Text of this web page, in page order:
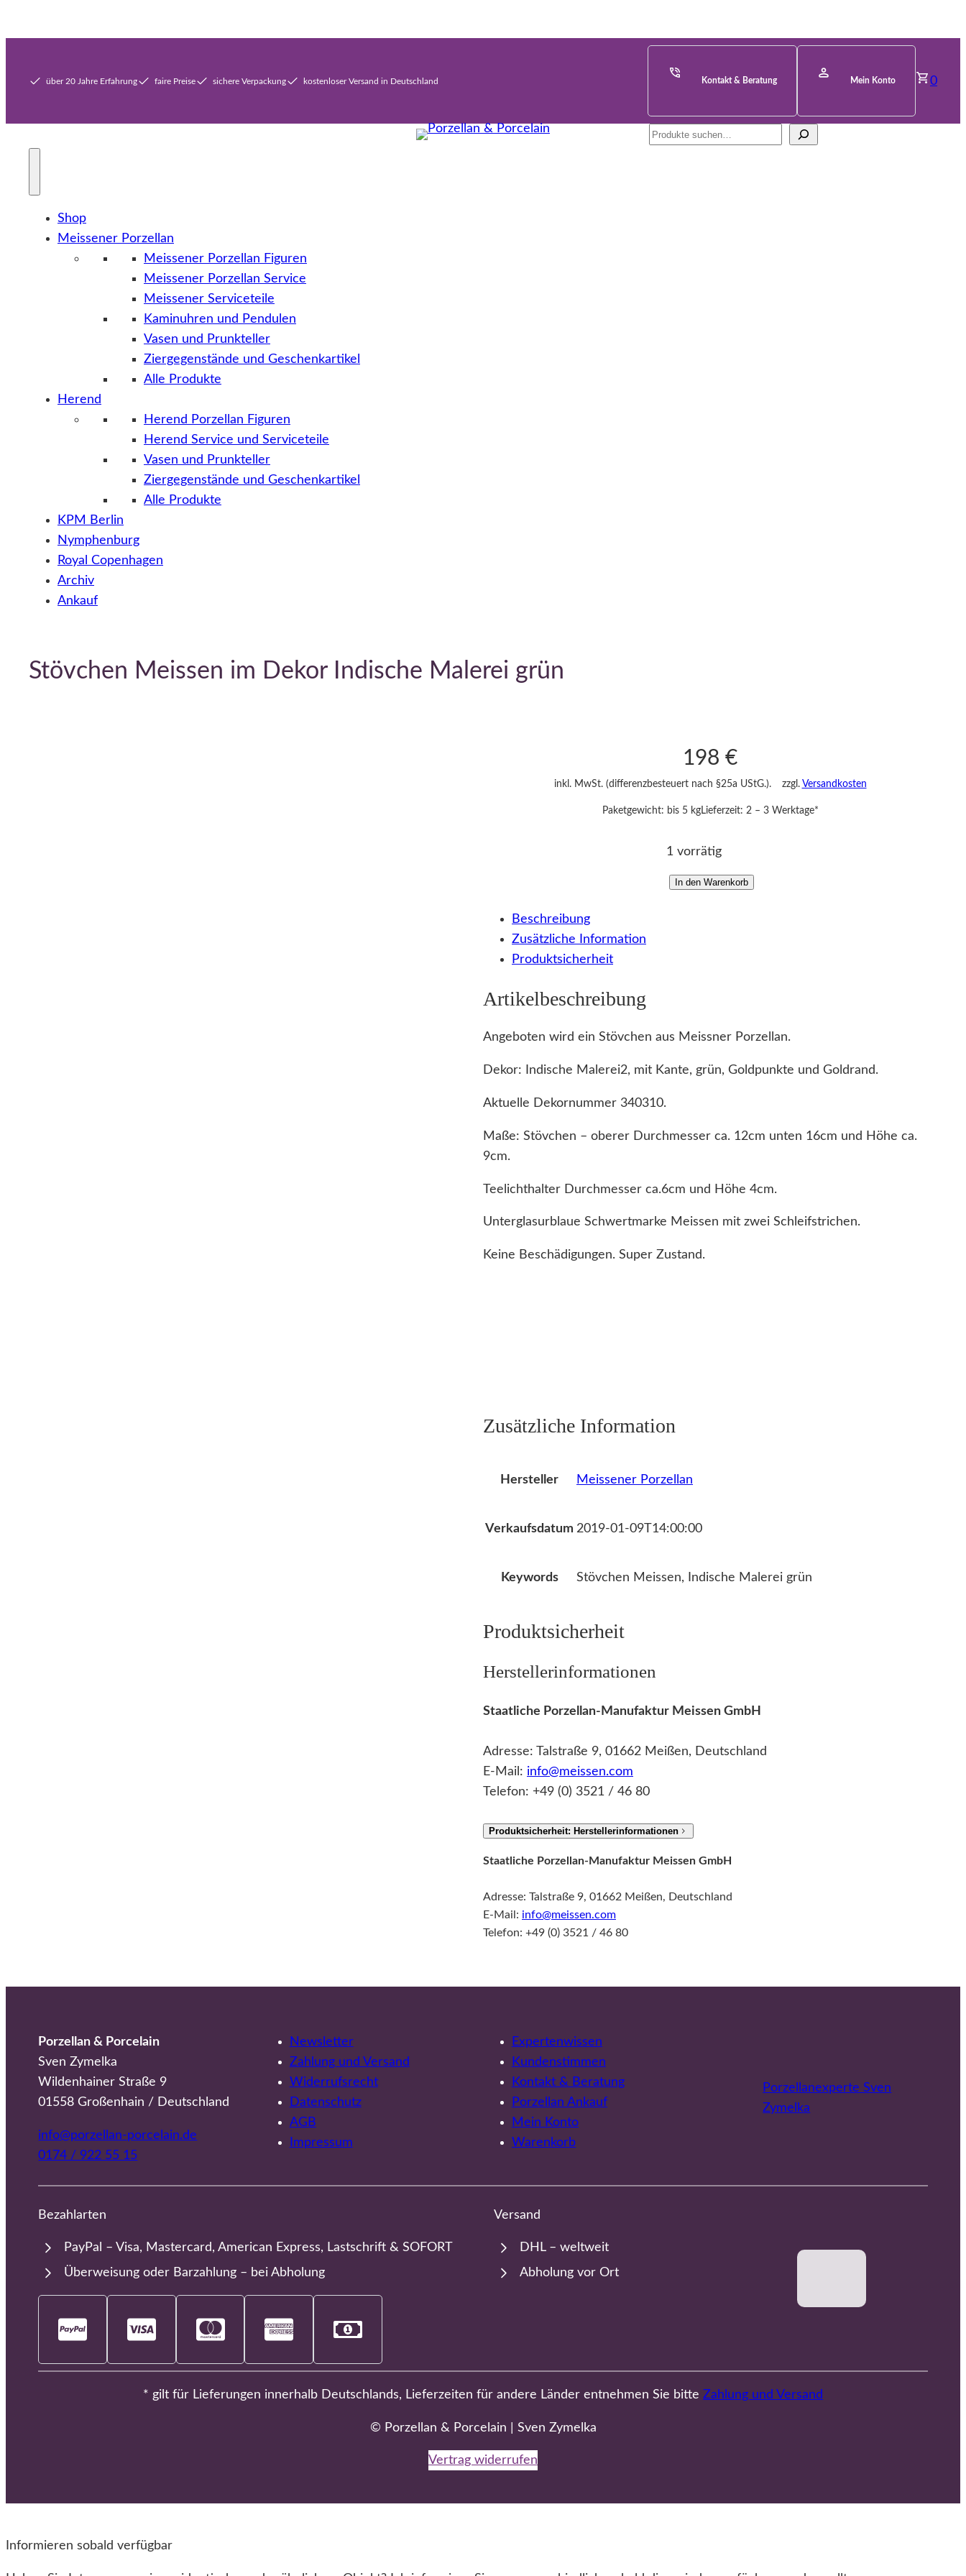
über 20 Jahre Erfahrung faire Preise sichere Verpackung kostenloser Versand in Deutschland Kontakt & Beratung Mein Konto 0
Suche
Shop
Meissener Porzellan
Meissener Porzellan Figuren
Meissener Porzellan Service
Meissener Serviceteile
Kaminuhren und Pendulen
Vasen und Prunkteller
Ziergegenstände und Geschenkartikel
Alle Produkte
Herend
Herend Porzellan Figuren
Herend Service und Serviceteile
Vasen und Prunkteller
Ziergegenstände und Geschenkartikel
Alle Produkte
KPM Berlin
Nymphenburg
Royal Copenhagen
Archiv
Ankauf
Stövchen Meissen im Dekor Indische Malerei grün
198 €
inkl. MwSt. (differenzbesteuert nach §25a UStG.). zzgl. Versandkosten
Paketgewicht: bis 5 kgLieferzeit: 2 – 3 Werktage*
1 vorrätig
M
e
s
i
D
c
M
l
M
n
In den Warenkorb
Beschreibung
Zusätzliche Information
Produktsicherheit
Artikelbeschreibung
Angeboten wird ein Stövchen aus Meissner Porzellan.
Dekor: Indische Malerei2, mit Kante, grün, Goldpunkte und Goldrand.
Aktuelle Dekornummer 340310.
Maße: Stövchen – oberer Durchmesser ca. 12cm unten 16cm und Höhe ca.
9cm.
Teelichthalter Durchmesser ca.6cm und Höhe 4cm.
Unterglasurblaue Schwertmarke Meissen mit zwei Schleifstrichen.
Keine Beschädigungen. Super Zustand.
Zusätzliche Information
Hersteller Meissener Porzellan
Verkaufsdatum 2019-01-09T14:00:00
Keywords Stövchen Meissen, Indische Malerei grün
Produktsicherheit
Herstellerinformationen
Staatliche Porzellan-Manufaktur Meissen GmbH
Adresse: Talstraße 9, 01662 Meißen, Deutschland
E-Mail: info@meissen.com
Telefon: +49 (0) 3521 / 46 80
Produktsicherheit: Herstellerinformationen
Staatliche Porzellan-Manufaktur Meissen GmbH
Adresse: Talstraße 9, 01662 Meißen, Deutschland
E-Mail: info@meissen.com
Telefon: +49 (0) 3521 / 46 80
Porzellan & Porcelain
Sven Zymelka
Wildenhainer Straße 9
01558 Großenhain / Deutschland
info@porzellan-porcelain.de
0174 / 922 55 15
Newsletter
Zahlung und Versand
Widerrufsrecht
Datenschutz
AGB
Impressum
Expertenwissen
Kundenstimmen
Kontakt & Beratung
Porzellan Ankauf
Mein Konto
Warenkorb
Porzellanexperte Sven
Zymelka
Bezahlarten
PayPal – Visa, Mastercard, American Express, Lastschrift & SOFORT
Überweisung oder Barzahlung – bei Abholung
Versand
DHL – weltweit
Abholung vor Ort
* gilt für Lieferungen innerhalb Deutschlands, Lieferzeiten für andere Länder entnehmen Sie bitte Zahlung und Versand
© Porzellan & Porcelain | Sven Zymelka
Vertrag widerrufen
Informieren sobald verfügbar